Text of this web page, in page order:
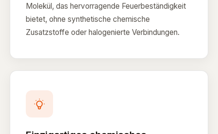
Molekül, das hervorragende Feuerbeständigkeit
bietet, ohne synthetische chemische
Zusatzstoffe oder halogenierte Verbindungen.